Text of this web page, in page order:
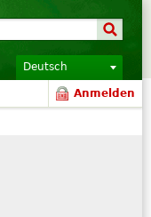
Deutsch
Anmelden